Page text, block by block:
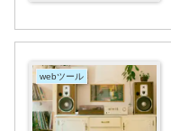
webツール